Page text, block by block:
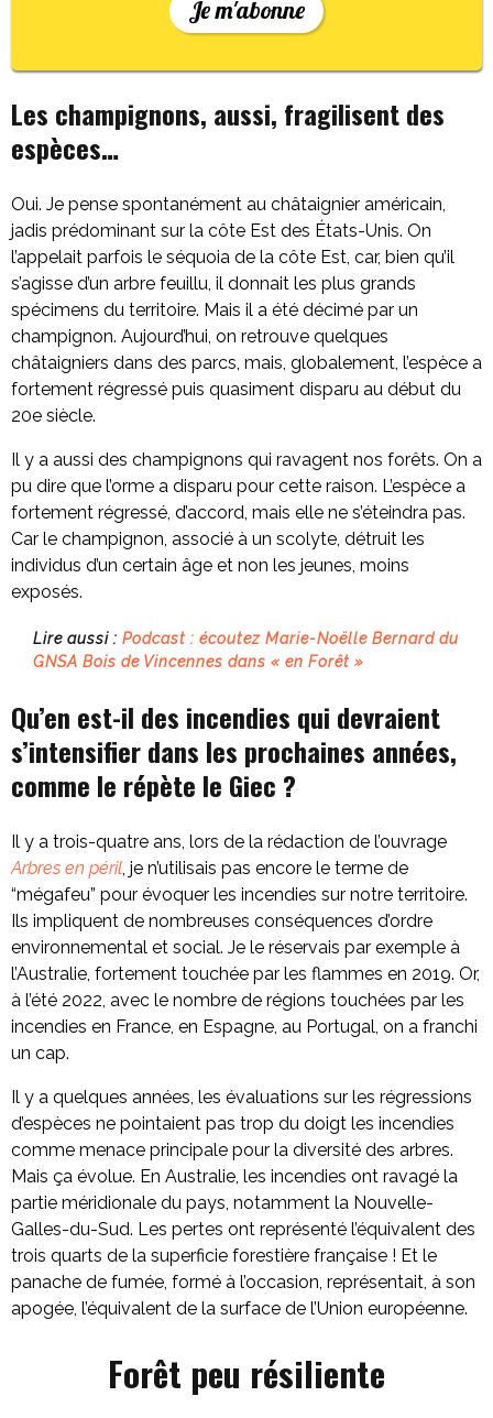
Je m'abonne
Les champignons, aussi, fragilisent des
espèces…
Oui. Je pense spontanément au châtaignier américain,
jadis prédominant sur la côte Est des États-Unis. On
l’appelait parfois le séquoia de la côte Est, car, bien qu’il
s’agisse d’un arbre feuillu, il donnait les plus grands
spécimens du territoire. Mais il a été décimé par un
champignon. Aujourd’hui, on retrouve quelques
châtaigniers dans des parcs, mais, globalement, l’espèce a
fortement régressé puis quasiment disparu au début du
20e siècle.
Il y a aussi des champignons qui ravagent nos forêts. On a
pu dire que l’orme a disparu pour cette raison. L’espèce a
fortement régressé, d’accord, mais elle ne s’éteindra pas.
Car le champignon, associé à un scolyte, détruit les
individus d’un certain âge et non les jeunes, moins
exposés.
Lire aussi : Podcast : écoutez Marie-Noëlle Bernard du
GNSA Bois de Vincennes dans « en Forêt »
Qu’en est-il des incendies qui devraient
s’intensifier dans les prochaines années,
comme le répète le Giec ?
Il y a trois-quatre ans, lors de la rédaction de l’ouvrage
Arbres en péril, je n’utilisais pas encore le terme de
“mégafeu” pour évoquer les incendies sur notre territoire.
Ils impliquent de nombreuses conséquences d’ordre
environnemental et social. Je le réservais par exemple à
l’Australie, fortement touchée par les flammes en 2019. Or,
à l’été 2022, avec le nombre de régions touchées par les
incendies en France, en Espagne, au Portugal, on a franchi
un cap.
Il y a quelques années, les évaluations sur les régressions
d’espèces ne pointaient pas trop du doigt les incendies
comme menace principale pour la diversité des arbres.
Mais ça évolue. En Australie, les incendies ont ravagé la
partie méridionale du pays, notamment la Nouvelle-
Galles-du-Sud. Les pertes ont représenté l’équivalent des
trois quarts de la superficie forestière française ! Et le
panache de fumée, formé à l’occasion, représentait, à son
apogée, l’équivalent de la surface de l’Union européenne.
Forêt peu résiliente